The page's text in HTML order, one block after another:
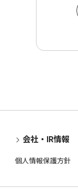
会社・IR情報
個人情報保護方針